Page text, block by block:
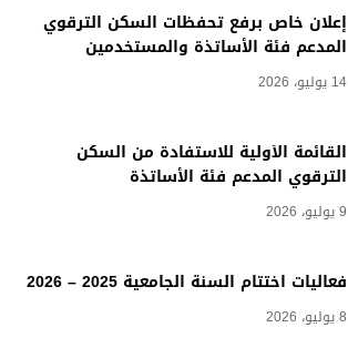
إعلان خاص برفع تحفظات السكن الترقوي
المدعم فئة الأساتذة والمستخدمين
14 يوليو، 2026
القائمة الأولية للاستفادة من السكن
الترقوي المدعم فئة الأساتذة
9 يوليو، 2026
فعاليات اختتام السنة الجامعية 2025 – 2026
8 يوليو، 2026